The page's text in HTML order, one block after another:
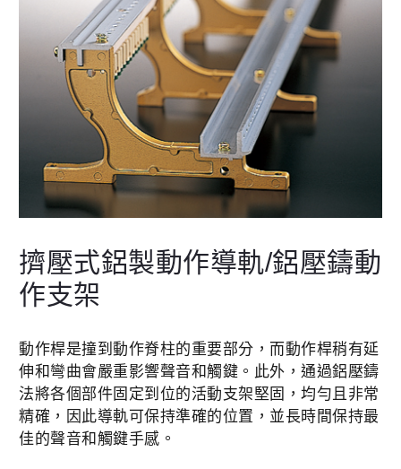
擠壓式鋁製動作導軌/鋁壓鑄動
作支架
動作桿是撞到動作脊柱的重要部分，而動作桿稍有延
伸和彎曲會嚴重影響聲音和觸鍵。此外，通過鋁壓鑄
法將各個部件固定到位的活動支架堅固，均勻且非常
精確，因此導軌可保持準確的位置，並長時間保持最
佳的聲音和觸鍵手感。